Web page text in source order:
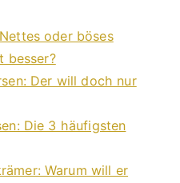
oder böses
besser?
Der will doch nur
Die 3 häufigsten
Warum will er